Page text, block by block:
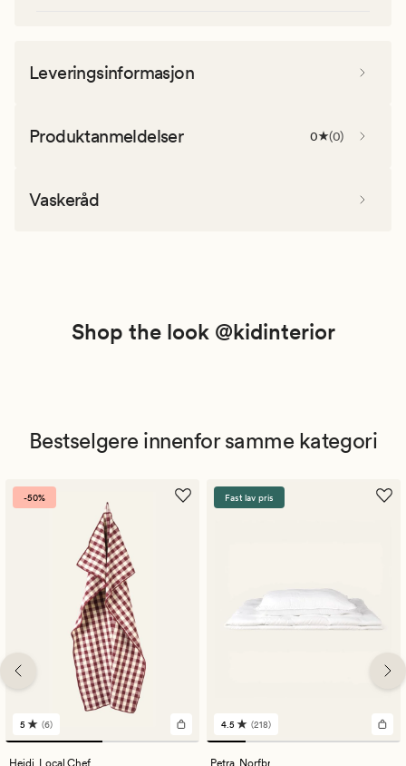
Leveringsinformasjon
Produktanmeldelser 0 (0)
Vaskeråd
Shop the look @kidinterior
Bestselgere innenfor samme kategori
-50%
6
anmeldelser
med
5 (6)
Heidi, Local Chef
Fast lav pris
218
anmeldelser
med
4.5 (218)
Petra, Norfbr